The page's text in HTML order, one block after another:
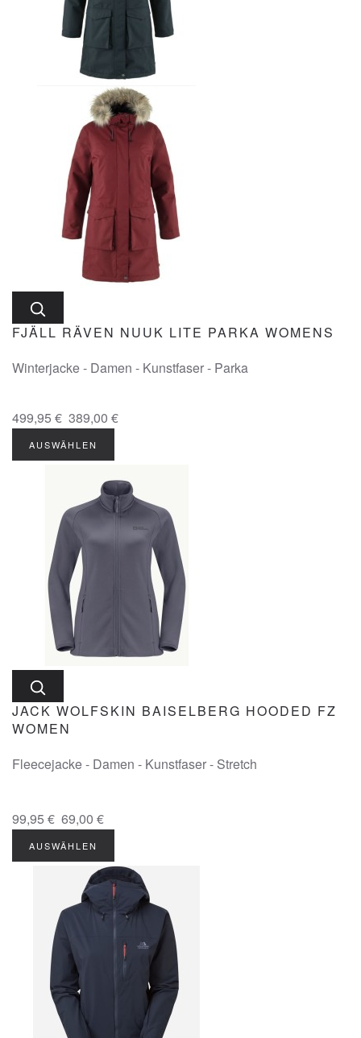
FJÄLL RÄVEN NUUK LITE PARKA WOMENS
Winterjacke - Damen - Kunstfaser - Parka
499,95 € 389,00 €
AUSWÄHLEN
JACK WOLFSKIN BAISELBERG HOODED FZ
WOMEN
Fleecejacke - Damen - Kunstfaser - Stretch
99,95 € 69,00 €
AUSWÄHLEN